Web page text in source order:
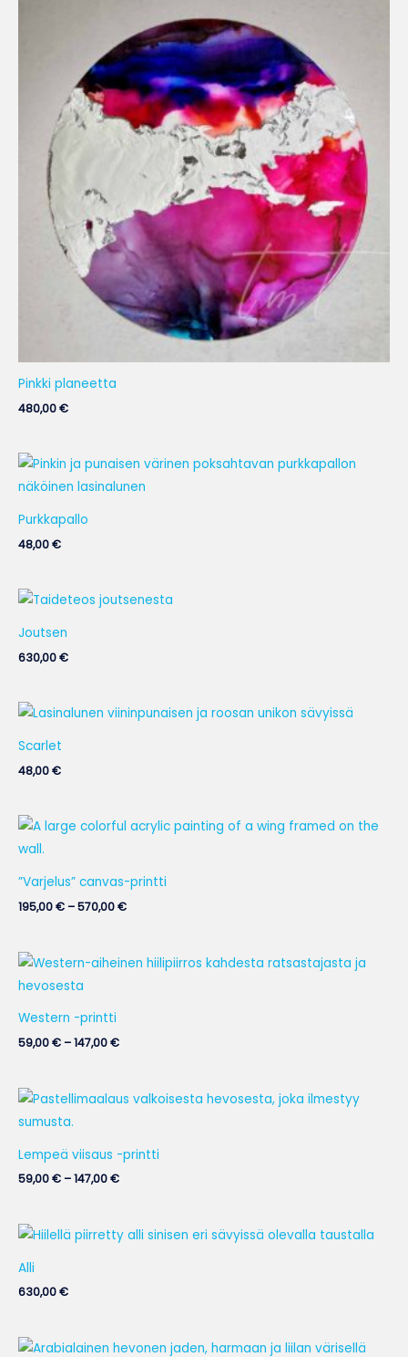
Pinkki planeetta
480,00€
Purkkapallo
48,00€
Joutsen
630,00€
Scarlet
48,00€
”Varjelus” canvas-printti
195,00€ –570,00€
Hintaluokka:
195,00 €
Western -printti
59,00€ –147,00€
Hintaluokka:
59,00 €
Lempeä viisaus -printti
59,00€ –147,00€
Hintaluokka:
59,00 €
Alli
630,00€